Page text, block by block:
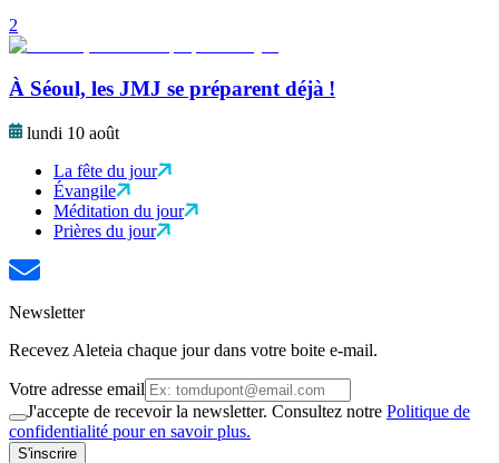
2
À Séoul, les JMJ se préparent déjà !
lundi 10 août
La fête du jour
Évangile
Méditation du jour
Prières du jour
Newsletter
Recevez Aleteia chaque jour dans votre boite e-mail.
Votre adresse email
J'accepte de recevoir la newsletter. Consultez notre Politique de
confidentialité pour en savoir plus.
S'inscrire